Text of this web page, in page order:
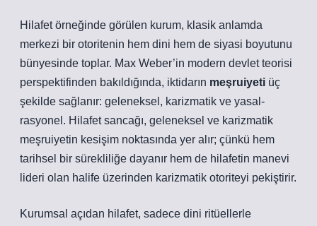
Hilafet örneğinde görülen kurum, klasik anlamda
merkezi bir otoritenin hem dini hem de siyasi boyutunu
bünyesinde toplar. Max Weber’in modern devlet teorisi
perspektifinden bakıldığında, iktidarın meşruiyeti üç
şekilde sağlanır: geleneksel, karizmatik ve yasal-
rasyonel. Hilafet sancağı, geleneksel ve karizmatik
meşruiyetin kesişim noktasında yer alır; çünkü hem
tarihsel bir sürekliliğe dayanır hem de hilafetin manevi
lideri olan halife üzerinden karizmatik otoriteyi pekiştirir.
Kurumsal açıdan hilafet, sadece dini ritüellerle